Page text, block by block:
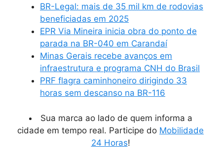
BR-Legal: mais de 35 mil km de rodovias
beneficiadas em 2025
EPR Via Mineira inicia obra do ponto de
parada na BR-040 em Carandaí
Minas Gerais recebe avanços em
infraestrutura e programa CNH do Brasil
PRF flagra caminhoneiro dirigindo 33
horas sem descanso na BR-116
Sua marca ao lado de quem informa a
cidade em tempo real. Participe do Mobilidade
24 Horas!